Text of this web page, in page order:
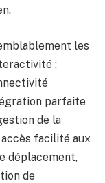
les
:
parfaite
de la
facilité aux
déplacement,
de